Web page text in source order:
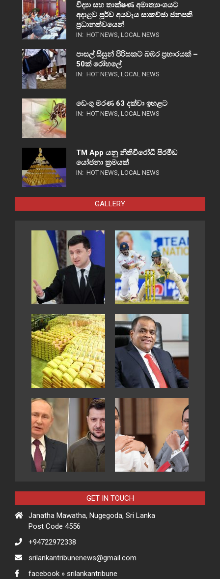
විද්‍යා සහ තාක්ෂණ අමාත්‍යාංශයට
අදාළව පූර්ව අයවැය සාකච්ඡා ජනපති
ප්‍රධානත්වයෙන්
IN: HOT NEWS, LOCAL NEWS
පාසල් සිසුන් පිරිසකට බඹර ප්‍රහාරයක් –
50ක් රෝහලේ
IN: HOT NEWS, LOCAL NEWS
ඩෙංගු මරණ 63 දක්වා ඉහළට
IN: HOT NEWS, LOCAL NEWS
TM App යනු නීතිවිරෝධී පිරමීඩ
යෝජනා ක්‍රමයක්
IN: HOT NEWS, LOCAL NEWS
GALLERY
GET IN TOUCH
Janatha Mawatha, Nugegoda, Sri Lanka
Post Code 4556
+94722972338
srilankantribunenews@gmail.com
facebook » srilankantribune